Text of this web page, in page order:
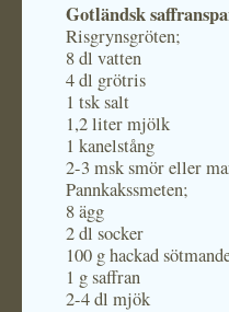
Gotländsk
Risgrynsgröten;
8 dl vatten
4 dl grötris
1 tsk salt
1,2 liter mjölk
1 kanelstång
2-3 msk smör eller
Pannkakssmeten;
8 ägg
2 dl socker
100 g hackad
1 g saffran
2-4 dl mjök